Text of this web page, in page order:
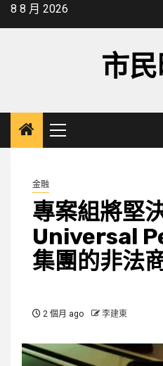
Skip8 8 月 2026
市
Primary
Menu
金融
專案組將堅
Universal
集團的非法
2 個月 ago 李建東